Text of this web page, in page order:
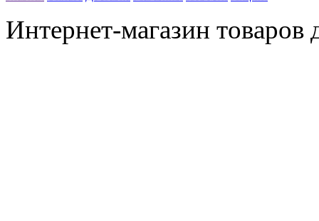
Интернет-магазин